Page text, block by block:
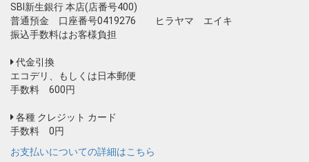
SBI新生銀行 本店(店番号400)
普通預金 口座番号0419276 ヒラヤマ エイキ
振込手数料はお客様負担
代金引換
エコデリ、もしくは日本郵便
手数料 600円
各種 クレジット カード
手数料 0円
お支払いについての詳細はこちら